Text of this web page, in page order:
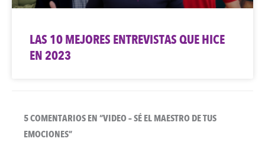
LAS 10 MEJORES ENTREVISTAS QUE HICE
EN 2023
5 COMENTARIOS EN “VIDEO – SÉ EL MAESTRO DE TUS
EMOCIONES”